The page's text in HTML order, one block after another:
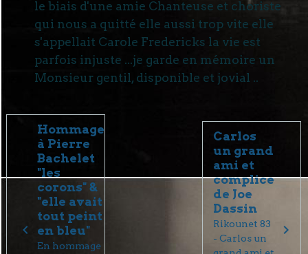
le biais d'une amie Chanteuse et choriste
qui nous a quitté elle aussi trop vite elle
s'appellait Carole Fredericks la vie est
parfois injuste ...je garde en mémoire un
Monsieur gentil, disponible et jovial ..
Hommage
à Pierre
Bachelet
"les
corons" &
"elle avait
tout peint
en bleu"
En hommage
Carlos
un grand
ami et
complice
de Joe
Dassin
Rikounet 83
- Carlos un